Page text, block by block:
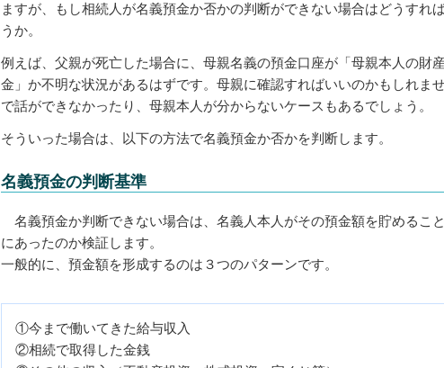
ますが、もし相続人が名義預金か否かの判断ができない場合はどうすれ
うか。
例えば、父親が死亡した場合に、母親名義の預金口座が「母親本人の財
金」か不明な状況があるはずです。母親に確認すればいいのかもしれま
で話ができなかったり、母親本人が分からないケースもあるでしょう。
そういった場合は、以下の方法で名義預金か否かを判断します。
名義預金の判断基準
名義預金か判断できない場合は、名義人本人がその預金額を貯めるこ
にあったのか検証します。
一般的に、預金額を形成するのは３つのパターンです。
①今まで働いてきた給与収入
②相続で取得した金銭